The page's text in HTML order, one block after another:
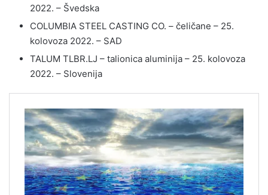
2022. – Švedska
COLUMBIA STEEL CASTING CO. – čeličane – 25.
kolovoza 2022. – SAD
TALUM TLBR.LJ – talionica aluminija – 25. kolovoza
2022. – Slovenija